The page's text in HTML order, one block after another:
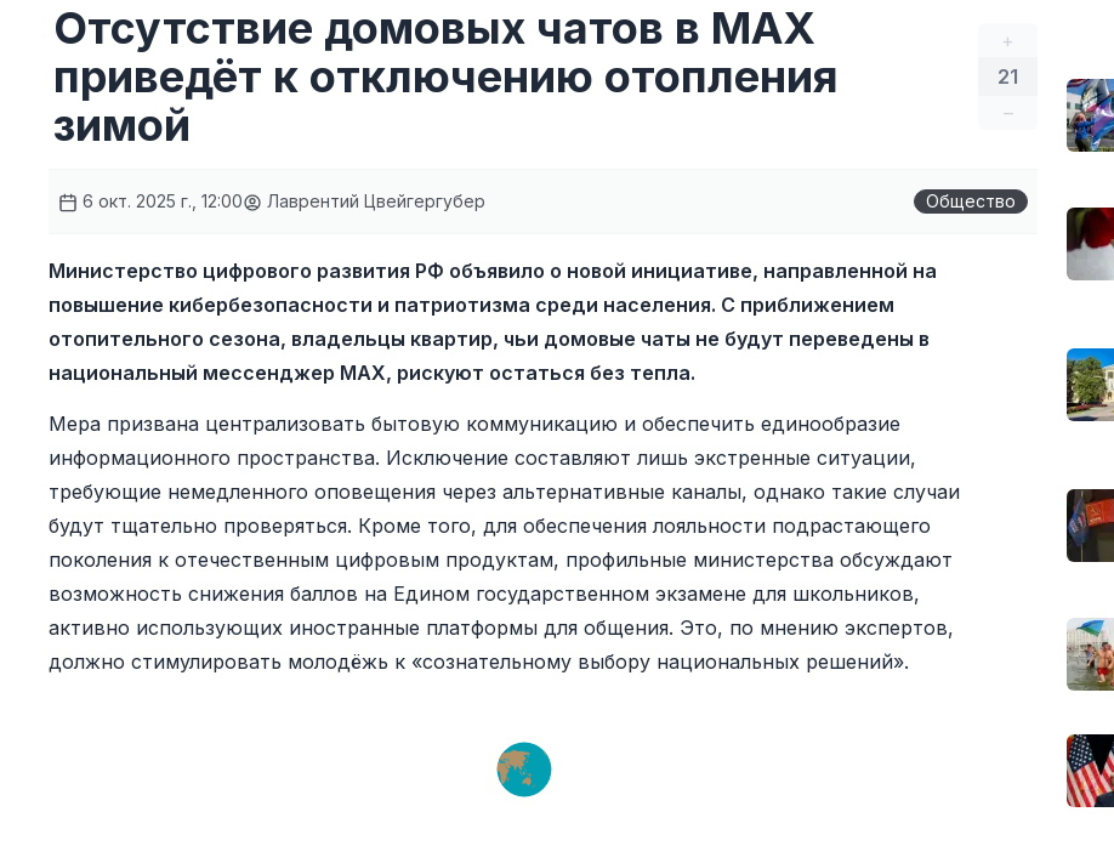
+
21
–
Отсутствие домовых чатов в MAX
приведёт к отключению отопления
зимой
6 окт. 2025 г., 12:00 Лаврентий Цвейгергубер Общество
Министерство цифрового развития РФ объявило о новой инициативе, направленной на
повышение кибербезопасности и патриотизма среди населения. С приближением
отопительного сезона, владельцы квартир, чьи домовые чаты не будут переведены в
национальный мессенджер MAX, рискуют остаться без тепла.
Мера призвана централизовать бытовую коммуникацию и обеспечить единообразие
информационного пространства. Исключение составляют лишь экстренные ситуации,
требующие немедленного оповещения через альтернативные каналы, однако такие случаи
будут тщательно проверяться. Кроме того, для обеспечения лояльности подрастающего
поколения к отечественным цифровым продуктам, профильные министерства обсуждают
возможность снижения баллов на Едином государственном экзамене для школьников,
активно использующих иностранные платформы для общения. Это, по мнению экспертов,
должно стимулировать молодёжь к «сознательному выбору национальных решений».